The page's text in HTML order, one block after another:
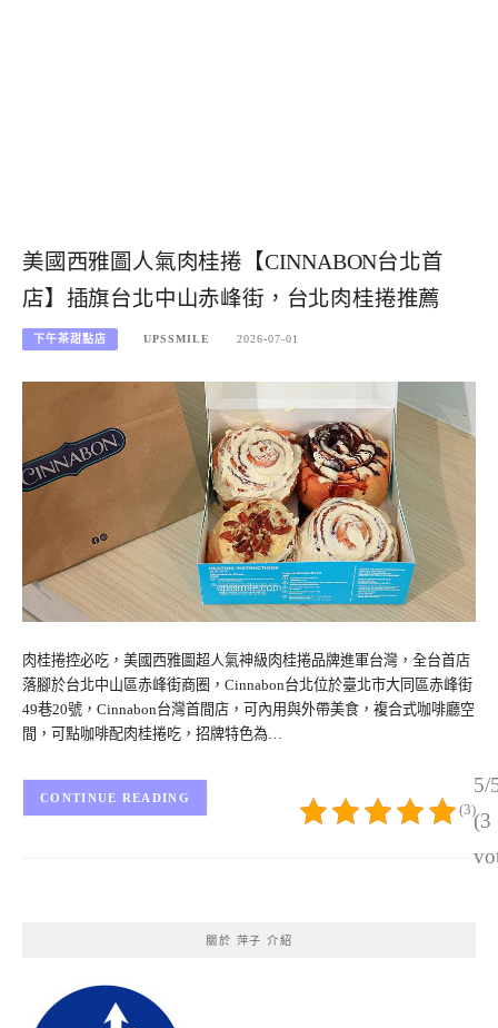
美國西雅圖人氣肉桂捲【CINNABON台北首
店】插旗台北中山赤峰街，台北肉桂捲推薦
下午茶甜點店 UPSSMILE 2026-07-01
肉桂捲控必吃，美國西雅圖超人氣神級肉桂捲品牌進軍台灣，全台首店
落腳於台北中山區赤峰街商圈，Cinnabon台北位於臺北市大同區赤峰街
49巷20號，Cinnabon台灣首間店，可內用與外帶美食，複合式咖啡廳空
間，可點咖啡配肉桂捲吃，招牌特色為…
5/
(3
(3)
CONTINUE READING
關於 萍子 介紹